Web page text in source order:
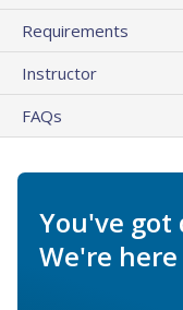
Requirements
Instructor
FAQs
You've got
We're